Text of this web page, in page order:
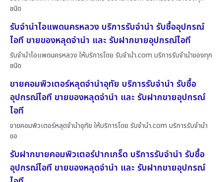
ชนิด
รับจำนำไอแพดนครหลวง บริการรับจำนำ รับซื้ออุปกรณ์
ไอที ขายของหลุดจำนำ และ รับฝากขายอุปกรณ์ไอที
รับจำนำไอแพดนครหลวง ให้บริการโดย รับจํานํา.com บริการรับจำนำของทุก
ชนิด
ขายคอมพิวเตอร์หลุดจำนำอุทัย บริการรับจำนำ รับซื้อ
อุปกรณ์ไอที ขายของหลุดจำนำ และ รับฝากขายอุปกรณ์
ไอที
ขายคอมพิวเตอร์หลุดจำนำอุทัย ให้บริการโดย รับจํานํา.com บริการรับจำนำ
ขอ
รับฝากขายคอมพิวเตอร์ปากเกร็ด บริการรับจำนำ รับซื้อ
อุปกรณ์ไอที ขายของหลุดจำนำ และ รับฝากขายอุปกรณ์